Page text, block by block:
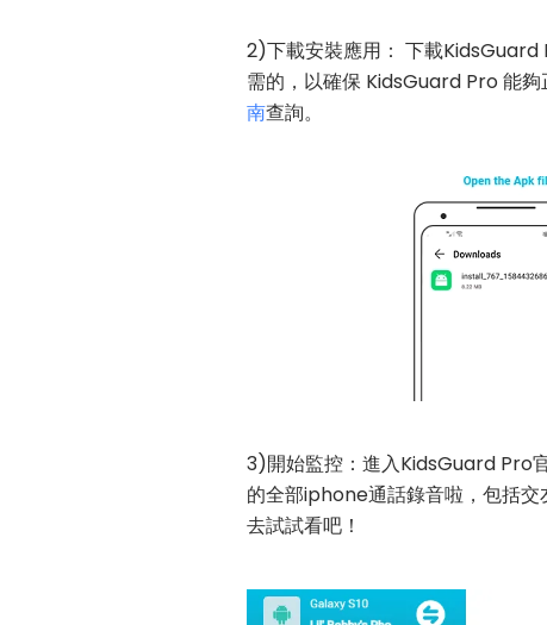
2)下載安裝應用： 下載KidsGuard
需的，以確保 KidsGuard Pro 能
南查詢。
3)開始監控：進入KidsGuard Pro
的全部iphone通話錄音啦，包括
去試試看吧！